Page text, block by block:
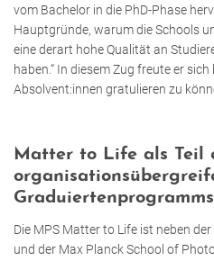
vom Bachelor in die PhD-Phase
Hauptgründe, warum die Schools
eine derart hohe Qualität an
haben.“ In diesem Zug freute er
Absolvent:innen gratulieren zu
Matter to Life als Teil
Graduiertenprogramms
Die MPS Matter to Life ist neben
und der Max Planck School of